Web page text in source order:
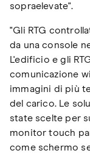
sopraelevate".
"Gli RTG
da una console
L'edificio e gli
comunicazione
immagini di più
del carico. Le
state scelte per
monitor touch
come schermo